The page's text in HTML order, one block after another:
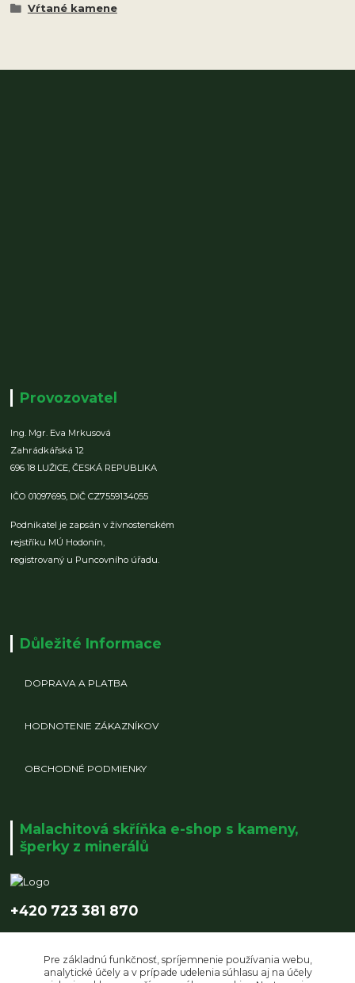
Vŕtané kamene
Provozovatel
Ing. Mgr. Eva Mrkusová
Zahrádkářská 12
696 18 LUŽICE,ČESKÁ REPUBLIKA
IČO 01097695, DIČ CZ7559134055
Podnikatel je zapsán v živnostenském
rejstříku MÚ Hodonín,
registrovaný u Puncovního úřadu.
Důležité Informace
DOPRAVA A PLATBA
HODNOTENIE ZÁKAZNÍKOV
OBCHODNÉ PODMIENKY
Malachitová skříňka e-shop s kameny,
šperky z minerálů
+420 723 381 870
Pre základnú funkčnosť, spríjemnenie používania webu,
analytické účely a v prípade udelenia súhlasu aj na účely